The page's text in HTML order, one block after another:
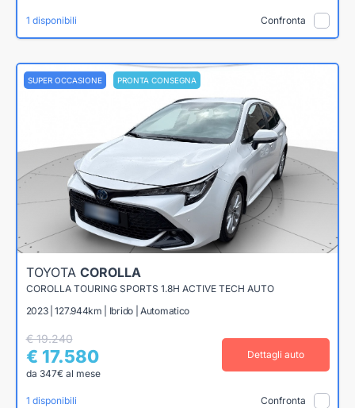
1 disponibili Confronta
SUPER OCCASIONE PRONTA CONSEGNA
TOYOTA COROLLA
COROLLA TOURING SPORTS 1.8H ACTIVE TECH AUTO
2023 | 127.944km | Ibrido | Automatico
€ 19.240
€ 17.580
da 347€ al mese
Dettagli auto
1 disponibili Confronta